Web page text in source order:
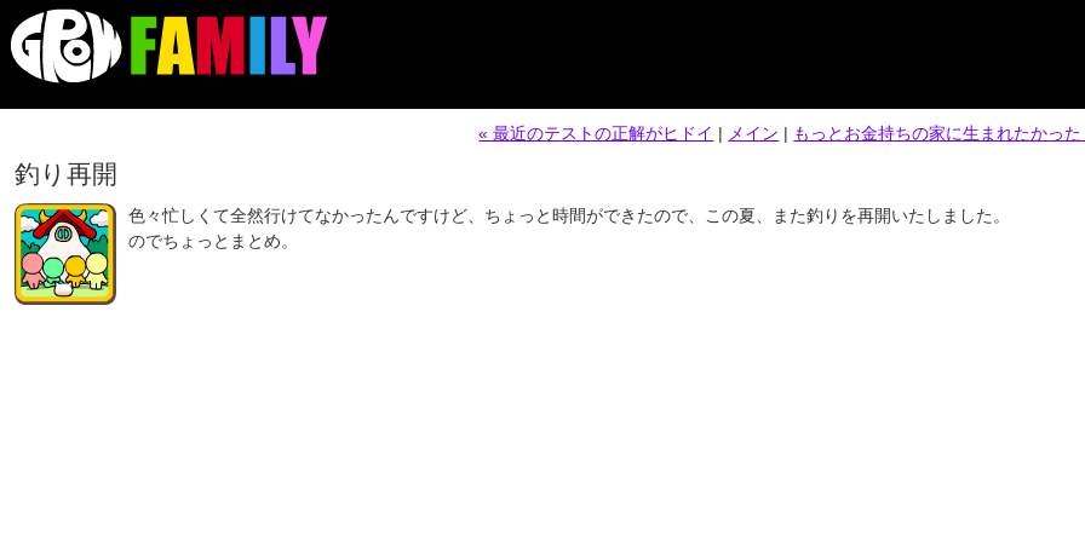
« 最近のテストの正解がヒドイ | メイン | もっとお金持ちの家に生まれたかっ
釣り再開
色々忙しくて全然行けてなかったんですけど、ちょっと時間ができたので、この夏、また釣りを再開いたしました。
のでちょっとまとめ。